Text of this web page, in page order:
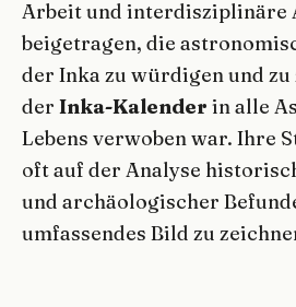
Arbeit und interdisziplinäre
beigetragen, die
der Inka zu würdigen und
der Inka-Kalender in alle
Lebens verwoben war. Ihre
oft auf der Analyse
und archäologischer
umfassendes Bild zu